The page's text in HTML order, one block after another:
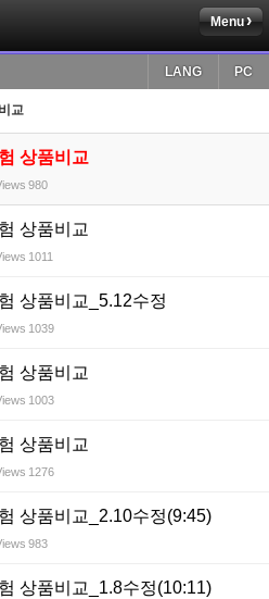
Menu
PC
LANG
교
상품비교
980
상품비교
1011
상품비교_5.12수정
1039
상품비교
1003
상품비교
1276
상품비교_2.10수정(9:45)
983
상품비교_1.8수정(10:11)
케치북5
케치북5